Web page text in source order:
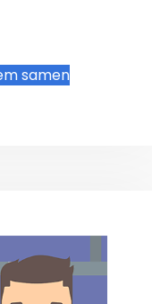
samen